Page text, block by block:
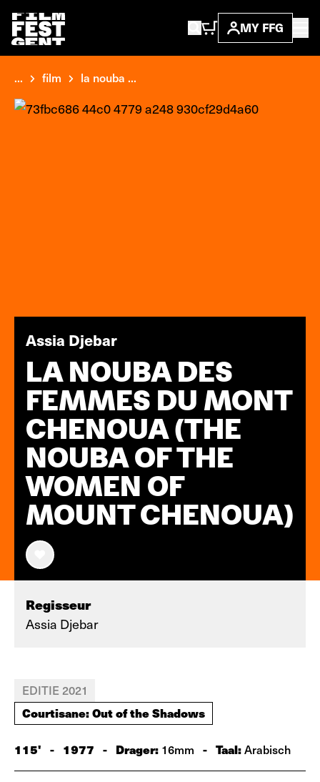
MY FFG
... film la nouba ...
Assia Djebar
LA NOUBA DES
FEMMES DU MONT
CHENOUA (THE
NOUBA OF THE
WOMEN OF
MOUNT CHENOUA)
Regisseur
Assia Djebar
EDITIE 2021
Courtisane: Out of the Shadows
115' - 1977 - Drager: 16mm - Taal:Arabisch